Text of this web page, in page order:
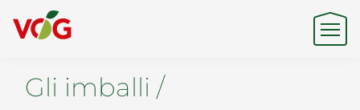
Origine
Gli imballi /